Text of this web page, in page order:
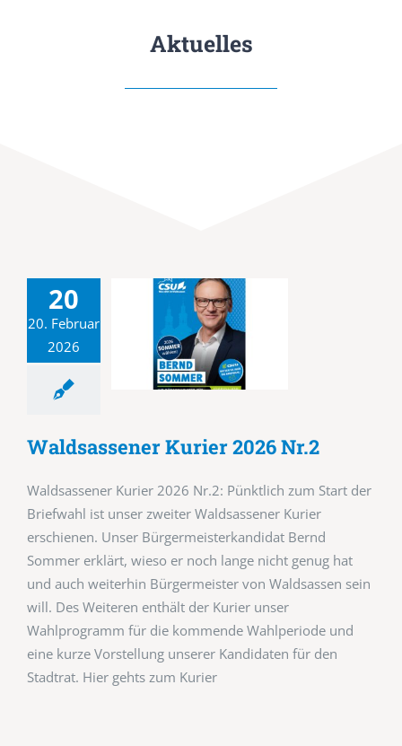
Aktuelles
20
20. Februar
2026
Waldsassener Kurier 2026 Nr.2
Waldsassener Kurier 2026 Nr.2: Pünktlich zum Start der
Briefwahl ist unser zweiter Waldsassener Kurier
erschienen. Unser Bürgermeisterkandidat Bernd
Sommer erklärt, wieso er noch lange nicht genug hat
und auch weiterhin Bürgermeister von Waldsassen sein
will. Des Weiteren enthält der Kurier unser
Wahlprogramm für die kommende Wahlperiode und
eine kurze Vorstellung unserer Kandidaten für den
Stadtrat. Hier gehts zum Kurier